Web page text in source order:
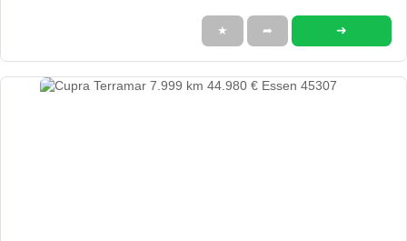
★ ➦ ➜